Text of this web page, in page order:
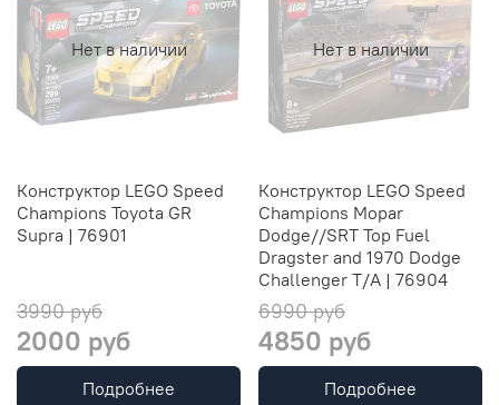
Нет в наличии
Конструктор LEGO Speed
Champions Toyota GR
Supra | 76901
3990 руб
2000 руб
Подробнее
Нет в наличии
Конструктор LEGO Speed
Champions Mopar
Dodge//SRT Top Fuel
Dragster and 1970 Dodge
Challenger T/A | 76904
6990 руб
4850 руб
Подробнее